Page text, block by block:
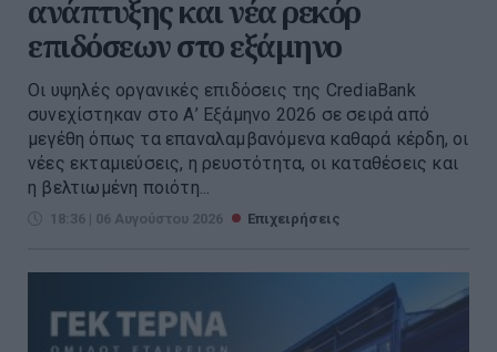
ανάπτυξης και νέα ρεκόρ
επιδόσεων στο εξάμηνο
Οι υψηλές οργανικές επιδόσεις της CrediaBank
συνεχίστηκαν στο Α’ Εξάμηνο 2026 σε σειρά από
μεγέθη όπως τα επαναλαμβανόμενα καθαρά κέρδη, οι
νέες εκταμιεύσεις, η ρευστότητα, οι καταθέσεις και
η βελτιωμένη ποιότη...
18:36 | 06 Αυγούστου 2026 Επιχειρήσεις